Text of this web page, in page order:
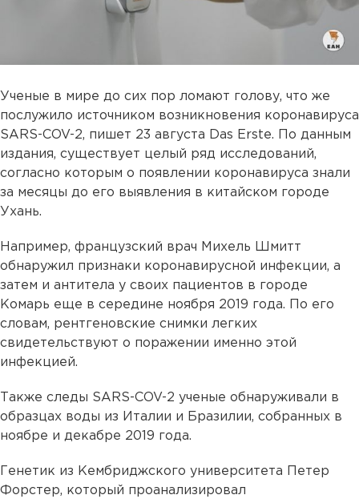
Ученые в мире до сих пор ломают голову, что же
послужило источником возникновения коронавируса
SARS-COV-2, пишет 23 августа Das Erste. По данным
издания, существует целый ряд исследований,
согласно которым о появлении коронавируса знали
за месяцы до его выявления в китайском городе
Ухань.
Например, французский врач Михель Шмитт
обнаружил признаки коронавирусной инфекции, а
затем и антитела у своих пациентов в городе
Комарь еще в середине ноября 2019 года. По его
словам, рентгеновские снимки легких
свидетельствуют о поражении именно этой
инфекцией.
Также следы SARS-COV-2 ученые обнаруживали в
образцах воды из Италии и Бразилии, собранных в
ноябре и декабре 2019 года.
Генетик из Кембриджского университета Петер
Форстер, который проанализировал